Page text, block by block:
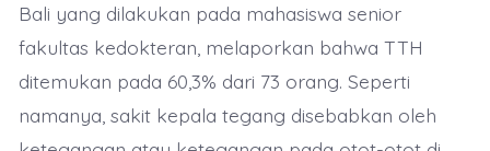
Bali yang dilakukan pada mahasiswa senior
fakultas kedokteran, melaporkan bahwa TTH
ditemukan pada 60,3% dari 73 orang. Seperti
namanya, sakit kepala tegang disebabkan oleh